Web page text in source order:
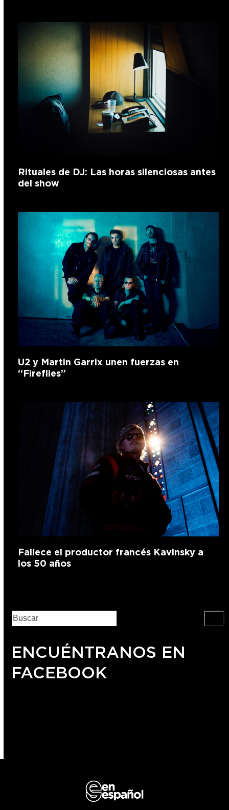
Rituales de DJ: Las horas silenciosas antes
del show
U2 y Martin Garrix unen fuerzas en
“Fireflies”
Fallece el productor francés Kavinsky a
los 50 años
ENCUÉNTRANOS EN
FACEBOOK